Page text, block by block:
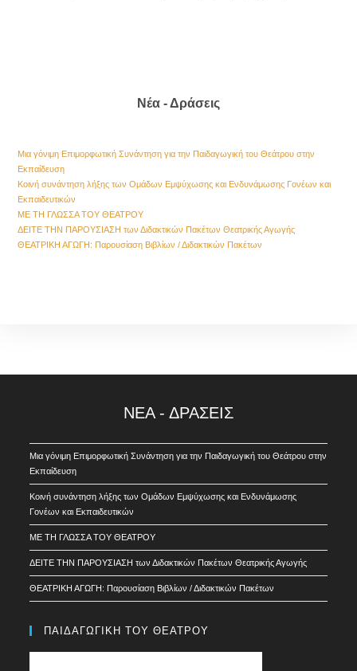
Νέα - Δράσεις
Μια γόνιμη Επιμορφωτική Συνάντηση για την Παιδαγωγική του Θεάτρου στην
Εκπαίδευση
Kοινή συνάντηση λήξης των Ομάδων Εμψύχωσης και Ενδυνάμωσης Γονέων και
Εκπαιδευτικών
ΜΕ ΤΗ ΓΛΩΣΣΑ ΤΟΥ ΘΕΑΤΡΟΥ
ΔΕΙΤΕ ΤΗΝ ΠΑΡΟΥΣΙΑΣΗ των Διδακτικών Πακέτων Θεατρικής Αγωγής
ΘΕΑΤΡΙΚΗ ΑΓΩΓΗ: Παρουσίαση Βιβλίων / Διδακτικών Πακέτων
ΝΕΑ - ΔΡΑΣΕΙΣ
Μια γόνιμη Επιμορφωτική Συνάντηση για την Παιδαγωγική του Θεάτρου στην
Εκπαίδευση
Kοινή συνάντηση λήξης των Ομάδων Εμψύχωσης και Ενδυνάμωσης
Γονέων και Εκπαιδευτικών
ΜΕ ΤΗ ΓΛΩΣΣΑ ΤΟΥ ΘΕΑΤΡΟΥ
ΔΕΙΤΕ ΤΗΝ ΠΑΡΟΥΣΙΑΣΗ των Διδακτικών Πακέτων Θεατρικής Αγωγής
ΘΕΑΤΡΙΚΗ ΑΓΩΓΗ: Παρουσίαση Βιβλίων / Διδακτικών Πακέτων
ΠΑΙΔΑΓΩΓΙΚΗ ΤΟΥ ΘΕΑΤΡΟΥ